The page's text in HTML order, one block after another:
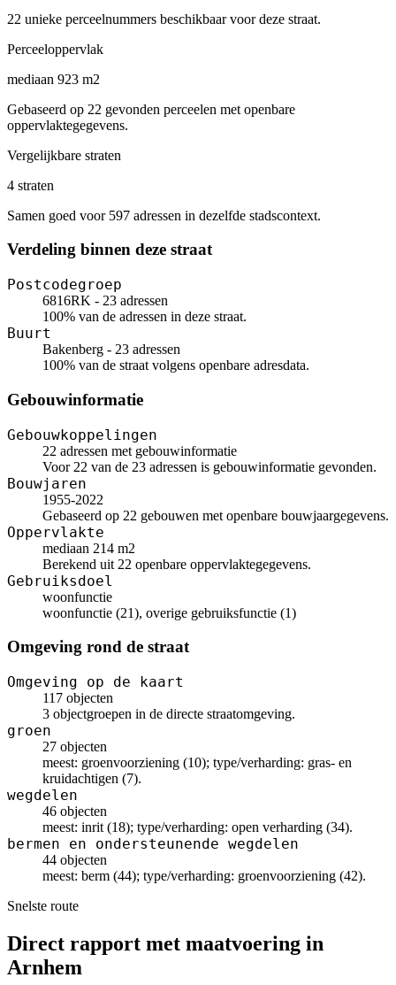
22 unieke perceelnummers beschikbaar voor deze straat.
Perceeloppervlak
mediaan 923 m2
Gebaseerd op 22 gevonden perceelen met openbare
oppervlaktegegevens.
Vergelijkbare straten
4 straten
Samen goed voor 597 adressen in dezelfde stadscontext.
Verdeling binnen deze straat
Postcodegroep
6816RK - 23 adressen
100% van de adressen in deze straat.
Buurt
Bakenberg - 23 adressen
100% van de straat volgens openbare adresdata.
Gebouwinformatie
Gebouwkoppelingen
22 adressen met gebouwinformatie
Voor 22 van de 23 adressen is gebouwinformatie gevonden.
Bouwjaren
1955-2022
Gebaseerd op 22 gebouwen met openbare bouwjaargegevens.
Oppervlakte
mediaan 214 m2
Berekend uit 22 openbare oppervlaktegegevens.
Gebruiksdoel
woonfunctie
woonfunctie (21), overige gebruiksfunctie (1)
Omgeving rond de straat
Omgeving op de kaart
117 objecten
3 objectgroepen in de directe straatomgeving.
groen
27 objecten
meest: groenvoorziening (10); type/verharding: gras- en
kruidachtigen (7).
wegdelen
46 objecten
meest: inrit (18); type/verharding: open verharding (34).
bermen en ondersteunende wegdelen
44 objecten
meest: berm (44); type/verharding: groenvoorziening (42).
Snelste route
Direct rapport met maatvoering in
Arnhem